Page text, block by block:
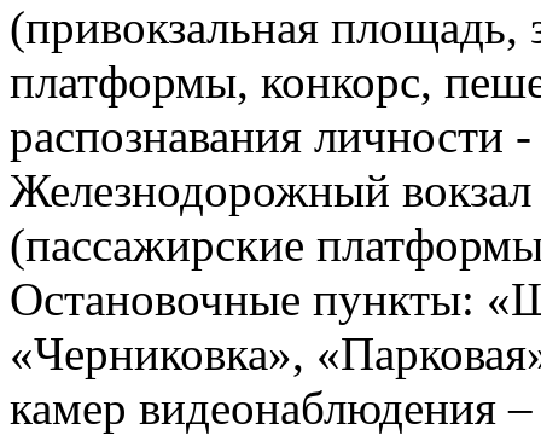
(привокзальная площадь,
платформы, конкорс,
распознавания личности
Железнодорожный
(пассажирские
Остановочные пункты:
«Черниковка»,
камер видеонаблюдения